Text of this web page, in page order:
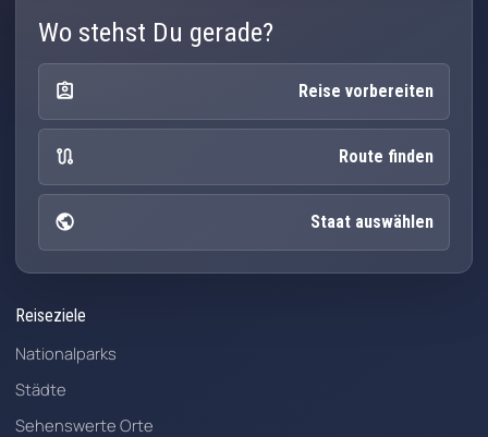
Wo stehst Du gerade?
assignment_ind Reise vorbereiten
route Route finden
public Staat auswählen
Reiseziele
Nationalparks
Städte
Sehenswerte Orte